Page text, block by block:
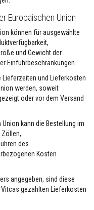
Europäischen Union
können für ausgewählte
und Gewicht der
Einfuhrbeschränkungen.
und Lieferkosten
werden, soweit
oder vor dem Versand
kann die Bestellung im
Zöllen,
des
Kosten
angegeben, sind diese
gezahlten Lieferkosten